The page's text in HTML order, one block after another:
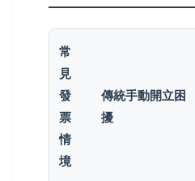
常
見
發
票
情
境
傳統手動開立困
擾